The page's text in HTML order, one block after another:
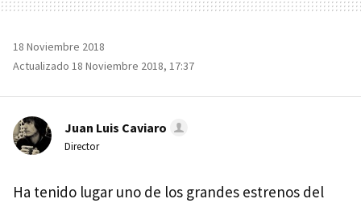
18 Noviembre 2018
Actualizado 18 Noviembre 2018, 17:37
Juan Luis Caviaro
Director
Ha tenido lugar uno de los grandes estrenos del